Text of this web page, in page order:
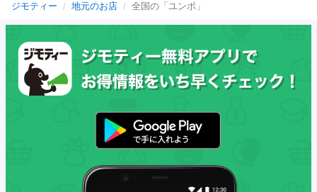
ジモティー 地元のお店 全国の「ユンボ」